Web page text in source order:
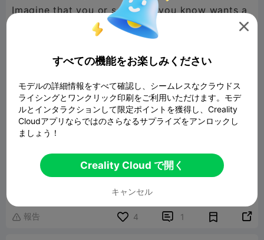
Imagine that you or someone you know wants a
model that is related to sewing, embroidery, or
character keeps showing up. Stitch, I’m looking
the character from showing up in
sewing/stitching project search.
design, I am of the opinion that if I search on
“sewing,” a character design should not be in
 報告 4  1 

すべての機能をお楽しみください
モデルの詳細情報をすべて確認し、シームレスなクラウドス
ライシングとワンクリック印刷をご利用いただけます。モデ
ルとインタラクションして限定ポイントを獲得し、Creality
Cloudアプリならではのさらなるサプライズをアンロックし
ましょう！
Creality Cloud で開く
キャンセル